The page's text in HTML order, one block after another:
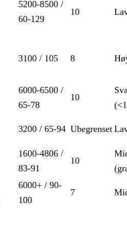
5200-8500 /
60-129
10
3100 / 105 8
6000-6500 /
65-78
10
3200 / 65-94 Ubegrenset
1600-4806 /
83-91
10
6000+ / 90-
100
7